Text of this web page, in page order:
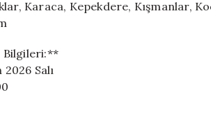
Karaca, Kepekdere, Kışmanlar,
Bilgileri:**
Salı